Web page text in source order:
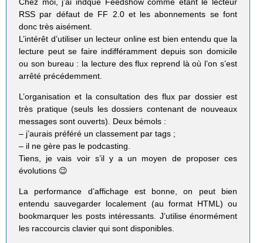
RSS par défaut de FF 2.0 et les abonnements se font
donc très aisément.
L’intérêt d’utiliser un lecteur online est bien entendu que la
lecture peut se faire indifféramment depuis son domicile
ou son bureau : la lecture des flux reprend là où l’on s’est
arrêté précédemment.
L’organisation et la consultation des flux par dossier est
très pratique (seuls les dossiers contenant de nouveaux
messages sont ouverts). Deux bémols :
– j’aurais préféré un classement par tags ;
– il ne gère pas le podcasting.
Tiens, je vais voir s’il y a un moyen de proposer ces
évolutions 😉
La performance d’affichage est bonne, on peut bien
entendu sauvegarder localement (au format HTML) ou
bookmarquer les posts intéressants. J’utilise énormément
les raccourcis clavier qui sont disponibles.